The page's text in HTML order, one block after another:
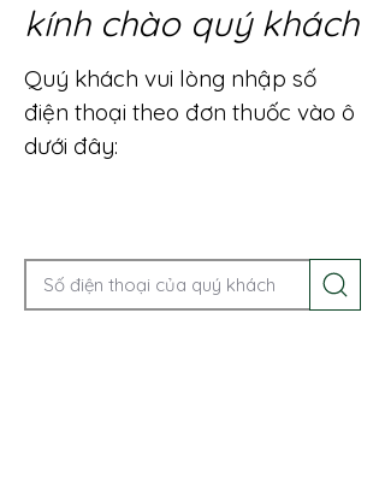
kính chào quý khách
Quý khách vui lòng nhập số
điện thoại theo đơn thuốc vào ô
dưới đây: